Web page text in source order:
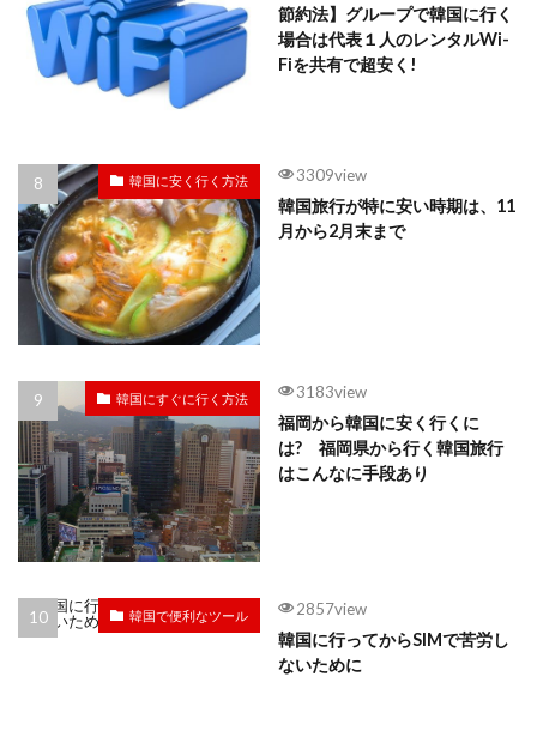
節約法】グループで韓国に行く
場合は代表１人のレンタルWi-
Fiを共有で超安く!
韓国に安く行く方法 3309view
韓国旅行が特に安い時期は、11
月から2月末まで
韓国にすぐに行く方法 3183view
福岡から韓国に安く行くに
は? 福岡県から行く韓国旅行
はこんなに手段あり
韓国で便利なツール 2857view
韓国に行ってからSIMで苦労し
ないために